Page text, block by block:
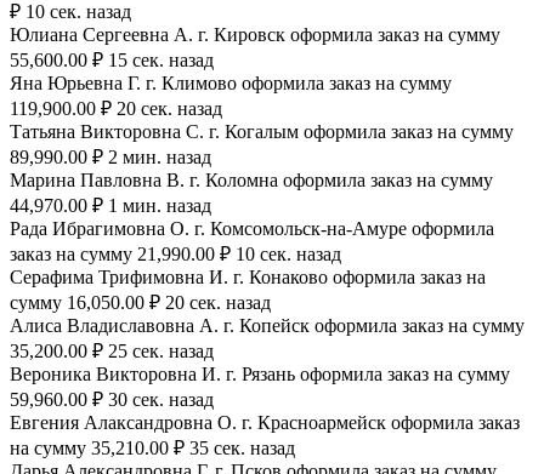
₽ 10 сек. назад
Юлиана Сергеевна А. г. Кировск оформила заказ на сумму
55,600.00 ₽ 15 сек. назад
Яна Юрьевна Г. г. Климово оформила заказ на сумму
119,900.00 ₽ 20 сек. назад
Татьяна Викторовна С. г. Когалым оформила заказ на сумму
89,990.00 ₽ 2 мин. назад
Марина Павловна В. г. Коломна оформила заказ на сумму
44,970.00 ₽ 1 мин. назад
Рада Ибрагимовна О. г. Комсомольск-на-Амуре оформила
заказ на сумму 21,990.00 ₽ 10 сек. назад
Серафима Трифимовна И. г. Конаково оформила заказ на
сумму 16,050.00 ₽ 20 сек. назад
Алиса Владиславовна А. г. Копейск оформила заказ на сумму
35,200.00 ₽ 25 сек. назад
Вероника Викторовна И. г. Рязань оформила заказ на сумму
59,960.00 ₽ 30 сек. назад
Евгения Алаксандровна О. г. Красноармейск оформила заказ
на сумму 35,210.00 ₽ 35 сек. назад